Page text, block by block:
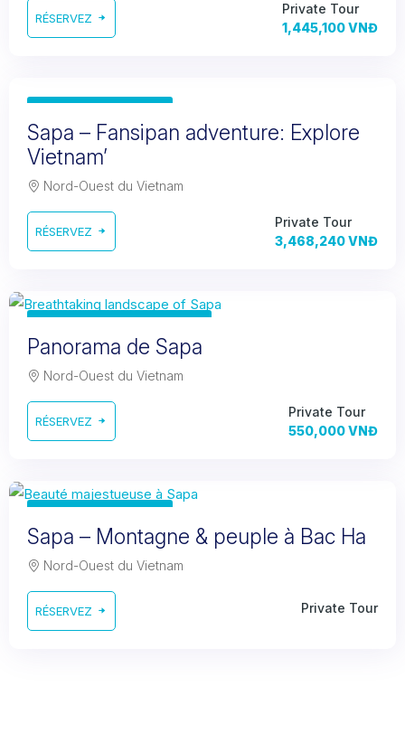
RÉSERVEZ
Private Tour
1,445,100 VNĐ
Sapa – Fansipan adventure: Explore
Vietnam’
Nord-Ouest du Vietnam
RÉSERVEZ
Private Tour
3,468,240 VNĐ
Panorama de Sapa
Nord-Ouest du Vietnam
RÉSERVEZ
Private Tour
550,000 VNĐ
Sapa – Montagne & peuple à Bac Ha
Nord-Ouest du Vietnam
RÉSERVEZ Private Tour